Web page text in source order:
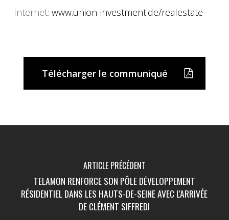
Internet: www.union-investment.de/realestate
Télécharger le communiqué
ARTICLE PRÉCÉDENT
TELAMON RENFORCE SON PÔLE DÉVELOPPEMENT
RÉSIDENTIEL DANS LES HAUTS-DE-SEINE AVEC L'ARRIVÉE
DE CLÉMENT SIFFREDI